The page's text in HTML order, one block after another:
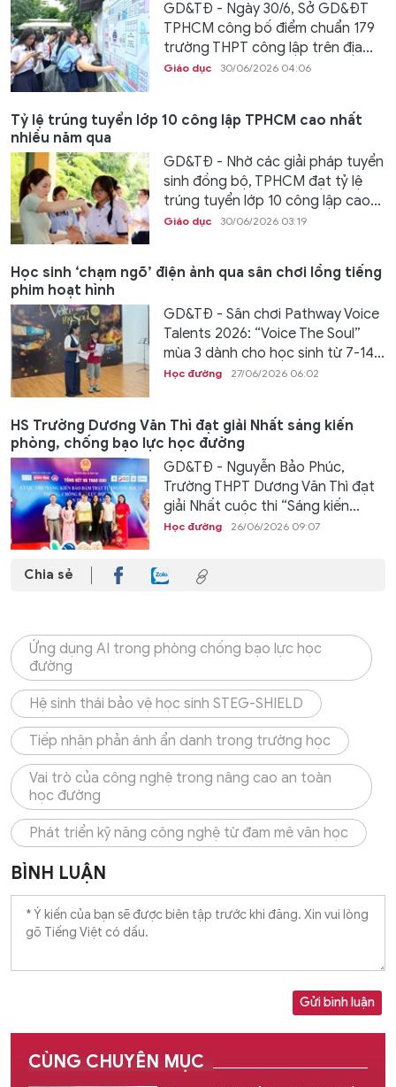
GD&TĐ - Ngày 30/6, Sở GD&ĐT
TPHCM công bố điểm chuẩn 179
trường THPT công lập trên địa...
Giáo dục 30/06/2026 04:06
Tỷ lệ trúng tuyển lớp 10 công lập TPHCM cao nhất
nhiều năm qua
GD&TĐ - Nhờ các giải pháp tuyển
sinh đồng bộ, TPHCM đạt tỷ lệ
trúng tuyển lớp 10 công lập cao...
Giáo dục 30/06/2026 03:19
Học sinh ‘chạm ngõ’ điện ảnh qua sân chơi lồng tiếng
phim hoạt hình
GD&TĐ - Sân chơi Pathway Voice
Talents 2026: “Voice The Soul”
mùa 3 dành cho học sinh từ 7-14...
Học đường 27/06/2026 06:02
HS Trường Dương Văn Thì đạt giải Nhất sáng kiến
phòng, chống bạo lực học đường
GD&TĐ - Nguyễn Bảo Phúc,
Trường THPT Dương Văn Thì đạt
giải Nhất cuộc thi “Sáng kiến...
Học đường 26/06/2026 09:07
Chia sẻ
Ứng dụng AI trong phòng chống bạo lực học
đường
Hệ sinh thái bảo vệ học sinh STEG-SHIELD
Tiếp nhận phản ánh ẩn danh trong trường học
Vai trò của công nghệ trong nâng cao an toàn
học đường
Phát triển kỹ năng công nghệ từ đam mê văn học
BÌNH LUẬN
Gửi bình luận
CÙNG CHUYÊN MỤC